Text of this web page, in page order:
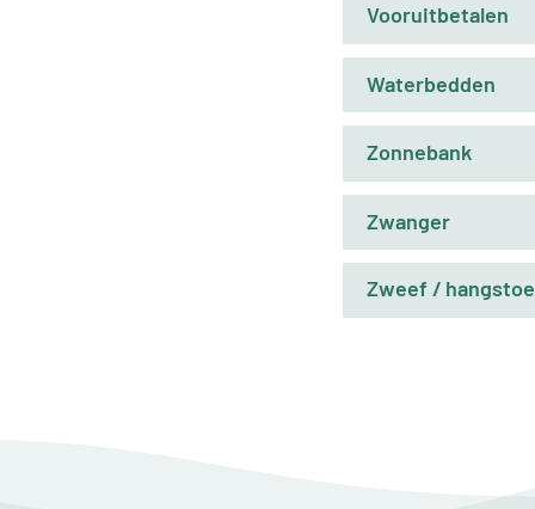
Vooruitbetalen
Waterbedden
Zonnebank
Zwanger
Zweef /